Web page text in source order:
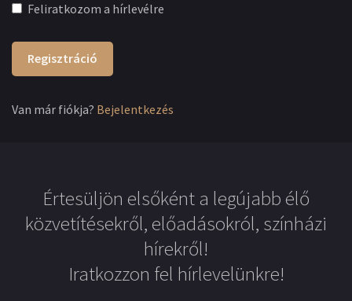
Feliratkozom a hírlevélre
Regisztráció
Van már fiókja? Bejelentkezés
Értesüljön elsőként a legújabb élő
közvetítésekről, előadásokról, színházi
hírekről!
Iratkozzon fel hírlevelünkre!